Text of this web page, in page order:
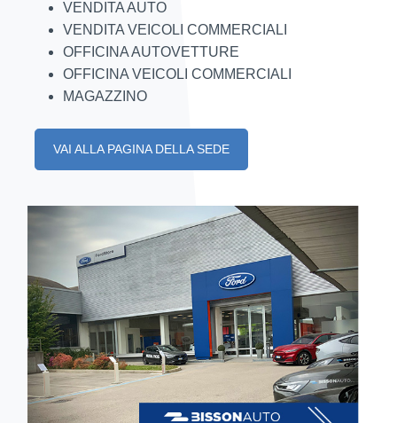
VENDITA AUTO
VENDITA VEICOLI COMMERCIALI
OFFICINA AUTOVETTURE
OFFICINA VEICOLI COMMERCIALI
MAGAZZINO
VAI ALLA PAGINA DELLA SEDE